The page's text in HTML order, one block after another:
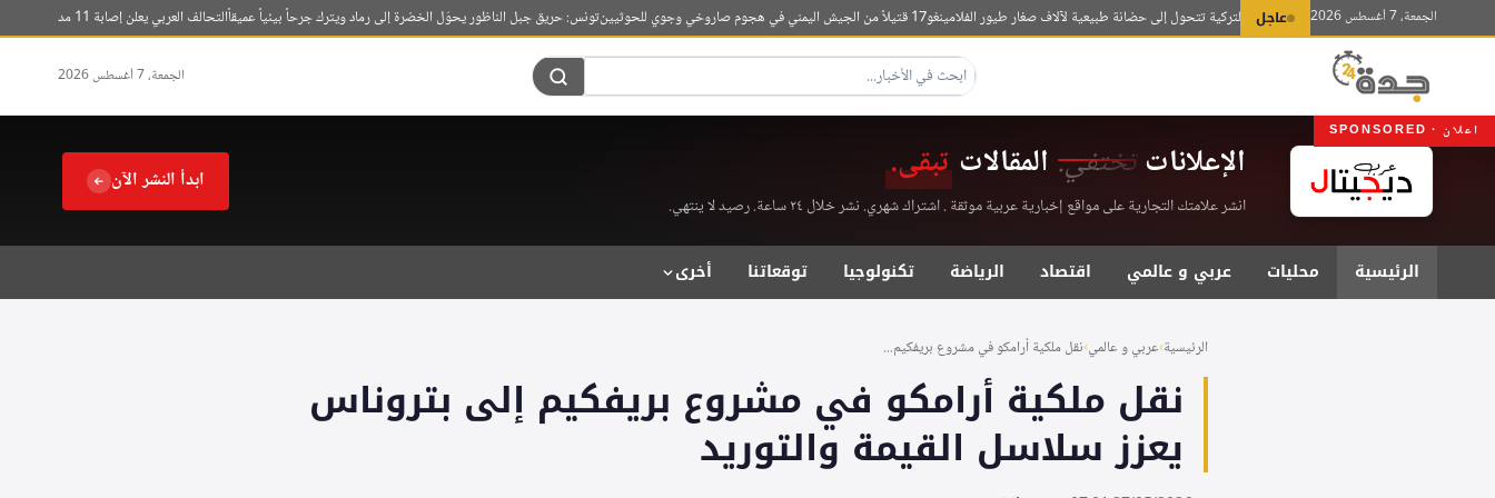
الجمعة، 7 أغسطس 2026 عاجل
بحيرة الملح التركية تتحول إلى حضانة طبيعية لآلاف صغار طيور الفلامينغو17 قتيلاً من الجيش اليمني في هجوم صاروخي وجوي للحوثيين تونس: حريق جبل الناظور يحوّل الخضرة إلى رماد ويترك جرحاً بيئياً عميقاًالتحالف العربي يعلن إصابة 11 مدنياً بينهم 7 سعوديين في هجمات حوثية على نجران
الجمعة، 7 أغسطس 2026
اعلان · SPONSORED
الإعلانات تختفي. المقالات تبقى.
انشر علامتك التجارية على مواقع إخبارية عربية موثقة . اشتراك شهري. نشر خلال ٢٤ ساعة. رصيد لا ينتهي.
ابدأ النشر الآن
الرئيسية محليات عربي و عالمي اقتصاد الرياضة تكنولوجيا توقعاتنا أخرى
الرئيسية›عربي و عالمي›نقل ملكية أرامكو في مشروع بريفكيم...
نقل ملكية أرامكو في مشروع بريفكيم إلى بتروناس
يعزز سلاسل القيمة والتوريد